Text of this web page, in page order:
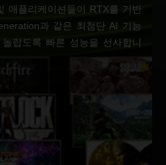
애플리케이션들이 RTX를 기반
과 같은 최첨단 AI 기능
랍도록 빠른 성능을 선사합니